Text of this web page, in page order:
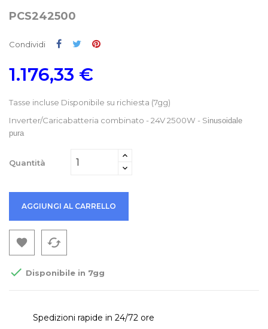
PCS242500
Condividi Condividi
Twitta
1.176,33 €
Tasse incluse Disponibile su richiesta (7gg)
Inverter/Caricabatteria combinato - 24V 2500W - Sinusoidale
pura
Quantità
AGGIUNGI AL CARRELLO
 cached
 Disponibile in 7gg
Spedizioni rapide in 24/72 ore